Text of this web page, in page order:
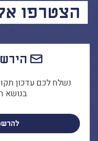
תכנית מדיתה
הדתה בצה"ל
זיהיתי הדתה, מה
המדריך להורה החילוני
המדריך למורה: תרבות
הצטרפו
נשלח לכם עדכון
בנושא